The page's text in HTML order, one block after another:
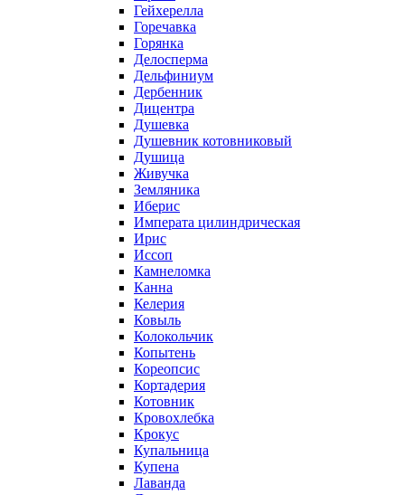
Гейхерелла
Горечавка
Горянка
Делосперма
Дельфиниум
Дербенник
Дицентра
Душевка
Душевник котовниковый
Душица
Живучка
Земляника
Иберис
Императа цилиндрическая
Ирис
Иссоп
Камнеломка
Канна
Келерия
Ковыль
Колокольчик
Копытень
Кореопсис
Кортадерия
Котовник
Кровохлебка
Крокус
Купальница
Купена
Лаванда